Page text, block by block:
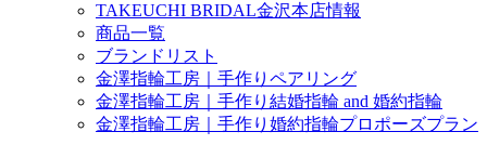
TAKEUCHI BRIDAL金沢本店情報
商品一覧
ブランドリスト
金澤指輪工房｜手作りペアリング
金澤指輪工房｜手作り結婚指輪 and 婚約指輪
金澤指輪工房｜手作り婚約指輪プロポーズプラン